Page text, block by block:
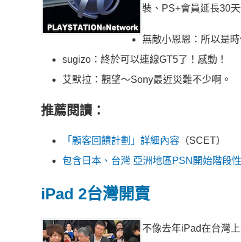
裝、PS+會員延長30
無敵小恩恩：所以是
sugizo：終於可以連線GT5了！感動！
艾默拉：觀望～Sony最近災難不少啊。
推薦閱讀：
「顧客回饋計劃」詳細內容 （SCET）
包含日本、台灣 亞洲地區PSN開始階段
iPad 2台灣開賣
不像去年iPad在台灣